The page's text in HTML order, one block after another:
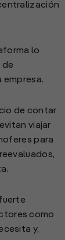
lo
de
de contar
viajar
para
como
y,